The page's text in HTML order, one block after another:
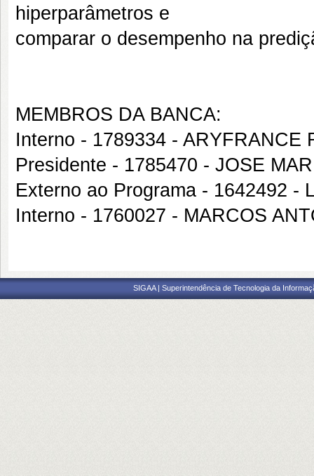
hiperparâmetros e
comparar o desempenho na
MEMBROS DA BANCA:
Interno - 1789334 - ARYFRANCE
Presidente - 1785470 - JOSE
Externo ao Programa - 1642492 -
Interno - 1760027 - MARCOS
SIGAA | Superintendência de Tecnologia da